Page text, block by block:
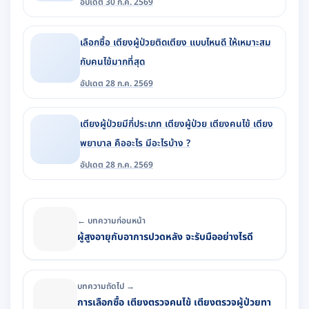
เลือกซื้อ เตียงผู้ป่วยติดเตียง แบบไหนดี ให้เหมาะสม
กับคนไข้มากที่สุด
อัปเดต 28 ก.ค. 2569
เตียงผู้ป่วยมีกี่ประเภท เตียงผู้ป่วย เตียงคนไข้ เตียง
พยาบาล คืออะไร มีอะไรบ้าง ?
อัปเดต 28 ก.ค. 2569
← บทความก่อนหน้า
ผู้สูงอายุกับอาการปวดหลัง จะรับมืออย่างไรดี
บทความถัดไป →
การเลือกซื้อ เตียงตรวจคนไข้ เตียงตรวจผู้ป่วยทา